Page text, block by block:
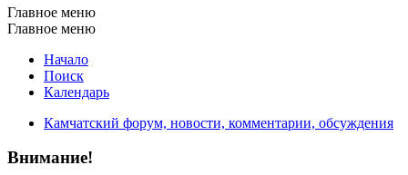
Главное меню
Главное меню
Начало
Поиск
Календарь
Камчатский форум, новости, комментарии, обсуждения
Внимание!